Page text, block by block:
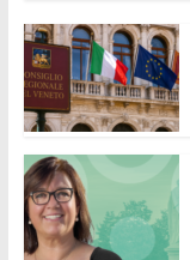
e
b
o
o
k
itt
er